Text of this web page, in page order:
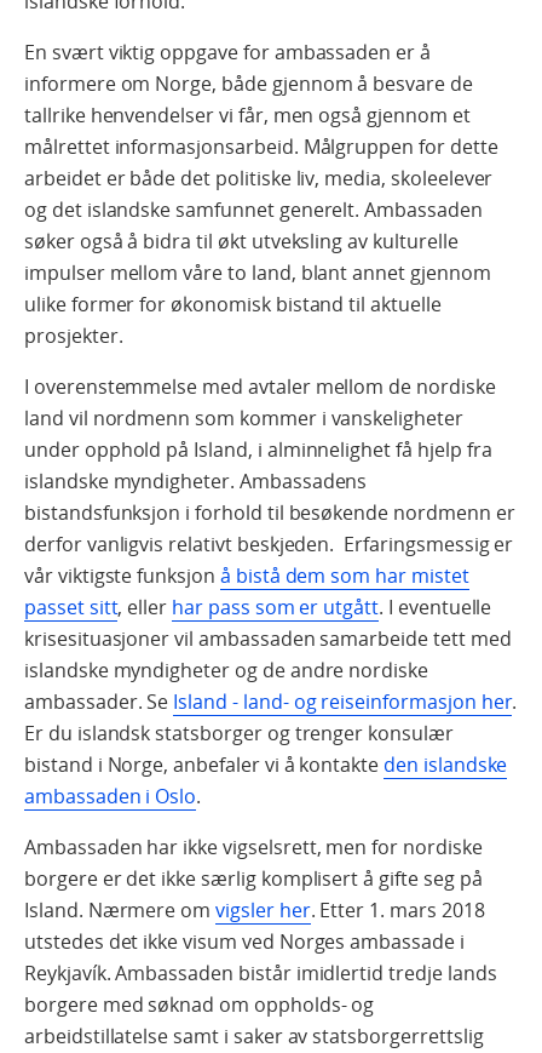
En svært viktig oppgave for ambassaden er å
informere om Norge, både gjennom å besvare de
tallrike henvendelser vi får, men også gjennom et
målrettet informasjonsarbeid. Målgruppen for dette
arbeidet er både det politiske liv, media, skoleelever
og det islandske samfunnet generelt. Ambassaden
søker også å bidra til økt utveksling av kulturelle
impulser mellom våre to land, blant annet gjennom
ulike former for økonomisk bistand til aktuelle
prosjekter.
I overenstemmelse med avtaler mellom de nordiske
land vil nordmenn som kommer i vanskeligheter
under opphold på Island, i alminnelighet få hjelp fra
islandske myndigheter. Ambassadens
bistandsfunksjon i forhold til besøkende nordmenn er
derfor vanligvis relativt beskjeden. Erfaringsmessig er
vår viktigste funksjon å bistå dem som har mistet
passet sitt, eller har pass som er utgått. I eventuelle
krisesituasjoner vil ambassaden samarbeide tett med
islandske myndigheter og de andre nordiske
ambassader. Se Island - land- og reiseinformasjon her.
Er du islandsk statsborger og trenger konsulær
bistand i Norge, anbefaler vi å kontakte den islandske
ambassaden i Oslo.
Ambassaden har ikke vigselsrett, men for nordiske
borgere er det ikke særlig komplisert å gifte seg på
Island. Nærmere omvigsler her. Etter 1. mars 2018
utstedes det ikke visum ved Norges ambassade i
Reykjavík. Ambassaden bistår imidlertid tredje lands
borgere med søknad om oppholds- og
arbeidstillatelse samt i saker av statsborgerrettslig